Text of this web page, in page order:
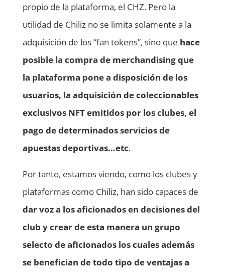
propio de la plataforma, el CHZ. Pero la
utilidad de Chiliz no se limita solamente a la
adquisición de los “fan tokens”, sino que hace
posible la compra de merchandising que
la plataforma pone a disposición de los
usuarios, la adquisición de coleccionables
exclusivos NFT emitidos por los clubes, el
pago de determinados servicios de
apuestas deportivas…etc.
Por tanto, estamos viendo, como los clubes y
plataformas como Chiliz, han sido capaces de
dar voz a los aficionados en decisiones del
club y crear de esta manera un grupo
selecto de aficionados los cuales además
se benefician de todo tipo de ventajas a